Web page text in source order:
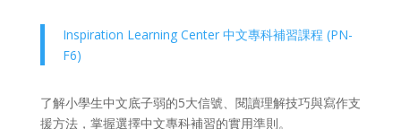
Inspiration Learning Center 中文專科補習課程 (PN-
F6)
了解小學生中文底子弱的5大信號、閱讀理解技巧與寫作支
援方法，掌握選擇中文專科補習的實用準則。